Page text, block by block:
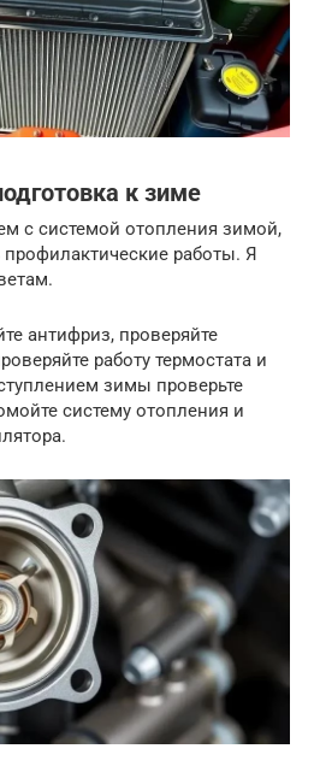
к зиме
с системой отопления зимой,
работы. Я
антифриз, проверяйте
работу термостата и
зимы проверьте
систему отопления и